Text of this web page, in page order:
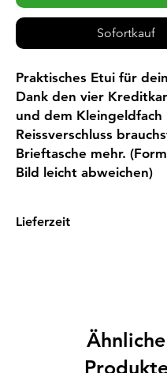
Sofortkauf
Praktisches Etui für
Dank den vier
und dem Kleingeldfach
Reissverschluss
Brieftasche mehr.
Bild leicht abweichen)
Lieferzeit
Ähnliche